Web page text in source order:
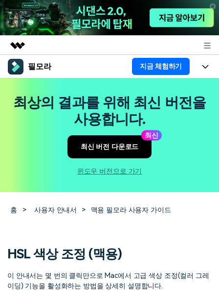
주요 제품
유틸리티
필모라 지금 체험하기
고객 지원
더 알아보기
가격
검색
최상의 결과를 위해 최신 버전을
사용합니다.
최신
최신 버전 다운로드
윈도우 버전으로 가기
홈 > 사용자 안내서 > 맥용 필모라 사용자 가이드
HSL 색상 조정 (맥용)
이 안내서는 몇 번의 클릭만으로 Mac에서 고급 색상 조정(컬러 그레
이딩) 기능을 활성화하는 방법을 상세히 설명합니다.